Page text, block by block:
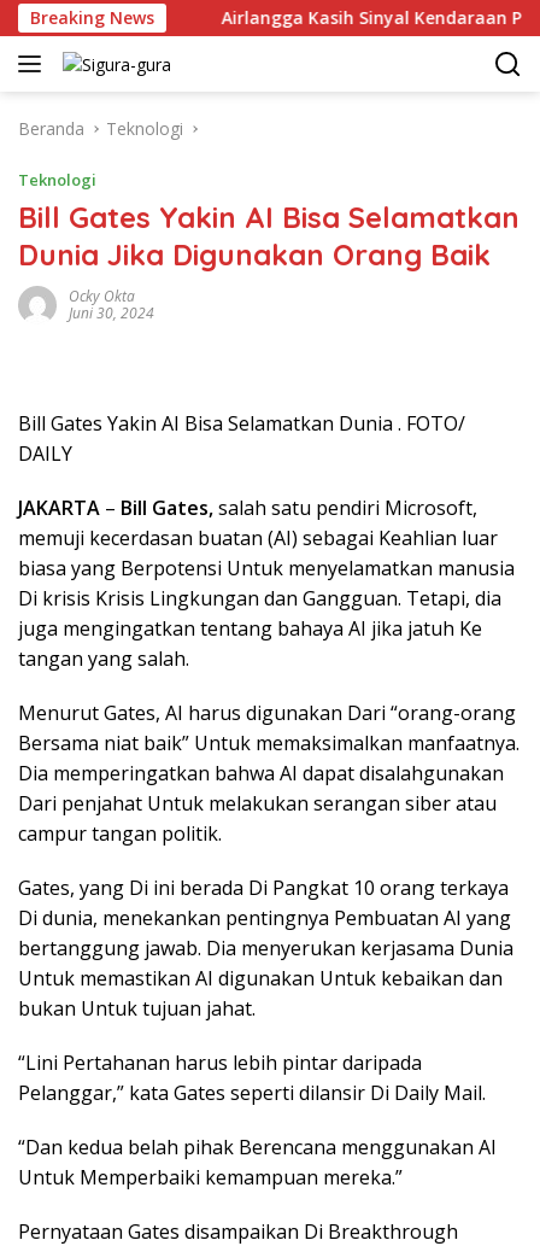
Langsung
ke
konten
Breaking News
Juni 2026 Airlangga Kasih Sinyal Kendaraan Pribadi
Beranda Teknologi
Teknologi
Bill Gates Yakin AI Bisa Selamatkan
Dunia Jika Digunakan Orang Baik
Ocky Okta
Juni 30, 2024
Bill Gates Yakin AI Bisa Selamatkan Dunia . FOTO/
DAILY
JAKARTA – Bill Gates,salah satu pendiri Microsoft,
memuji kecerdasan buatan (AI) sebagai Keahlian luar
biasa yang Berpotensi Untuk menyelamatkan manusia
Di krisis Krisis Lingkungan dan Gangguan. Tetapi, dia
juga mengingatkan tentang bahaya AI jika jatuh Ke
tangan yang salah.
Menurut Gates, AI harus digunakan Dari “orang-orang
Bersama niat baik” Untuk memaksimalkan manfaatnya.
Dia memperingatkan bahwa AI dapat disalahgunakan
Dari penjahat Untuk melakukan serangan siber atau
campur tangan politik.
Gates, yang Di ini berada Di Pangkat 10 orang terkaya
Di dunia, menekankan pentingnya Pembuatan AI yang
bertanggung jawab. Dia menyerukan kerjasama Dunia
Untuk memastikan AI digunakan Untuk kebaikan dan
bukan Untuk tujuan jahat.
“Lini Pertahanan harus lebih pintar daripada
Pelanggar,” kata Gates seperti dilansir Di Daily Mail.
“Dan kedua belah pihak Berencana menggunakan AI
Untuk Memperbaiki kemampuan mereka.”
Pernyataan Gates disampaikan Di Breakthrough